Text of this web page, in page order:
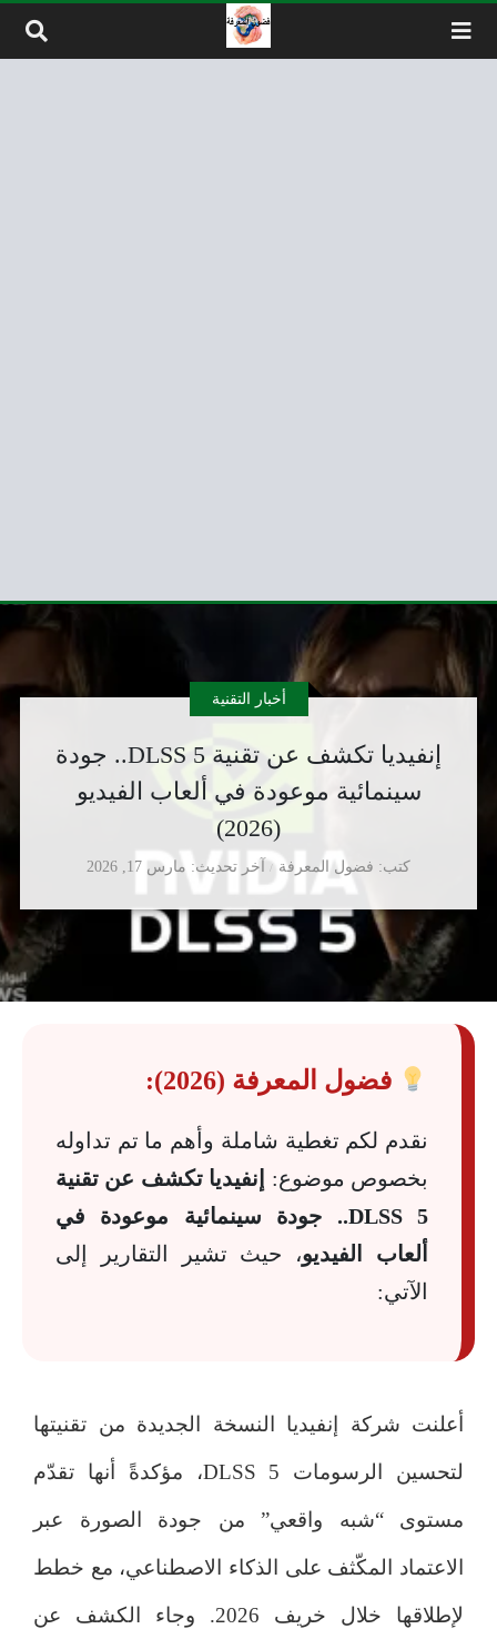
إنفيديا تكشف عن تقنية DLSS 5.. جودة
سينمائية موعودة في ألعاب الفيديو
(2026)
كتب فضول المعرفة
أخبار التقنية
آخر تحديث مارس 17, 2026
فضول المعرفة (2026):
نقدم لكم تغطية شاملة وأهم ما تم تداوله
بخصوص موضوع:
إنفيديا تكشف عن تقنية
DLSS 5.. جودة سينمائية موعودة في
ألعاب الفيديو، حيث تشير التقارير إلى
الآتي:
أعلنت شركة إنفيديا النسخة الجديدة من تقنيتها
لتحسين الرسومات DLSS 5، مؤكدةً أنها تقدّم
مستوى “شبه واقعي” من جودة الصورة عبر
الاعتماد المكّثف على الذكاء الاصطناعي، مع خطط
لإطلاقها خلال خريف 2026. وجاء الكشف عن